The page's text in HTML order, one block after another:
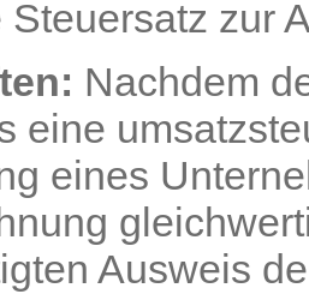
zur
Nachdem
eine
eines
Ausweis